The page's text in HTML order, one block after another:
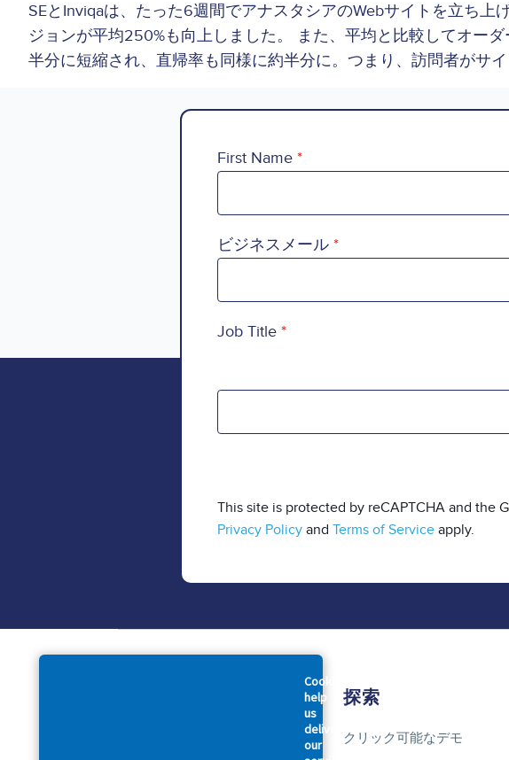
Cookies
help
us
deliver
our
SEとInviqaは、たった6週間でアナスタシアのWebサイトを立ち
ジョンが平均250%も向上しました。 また、平均と比較してオー
半分に短縮され、直帰率も同様に約半分に。つまり、訪問者がサ
First Name
ビジネスメール
Job Title
This site is protected by reCAPTCHA and the
Privacy Policy and Terms of Service apply.
探索
クリック可能なデモ